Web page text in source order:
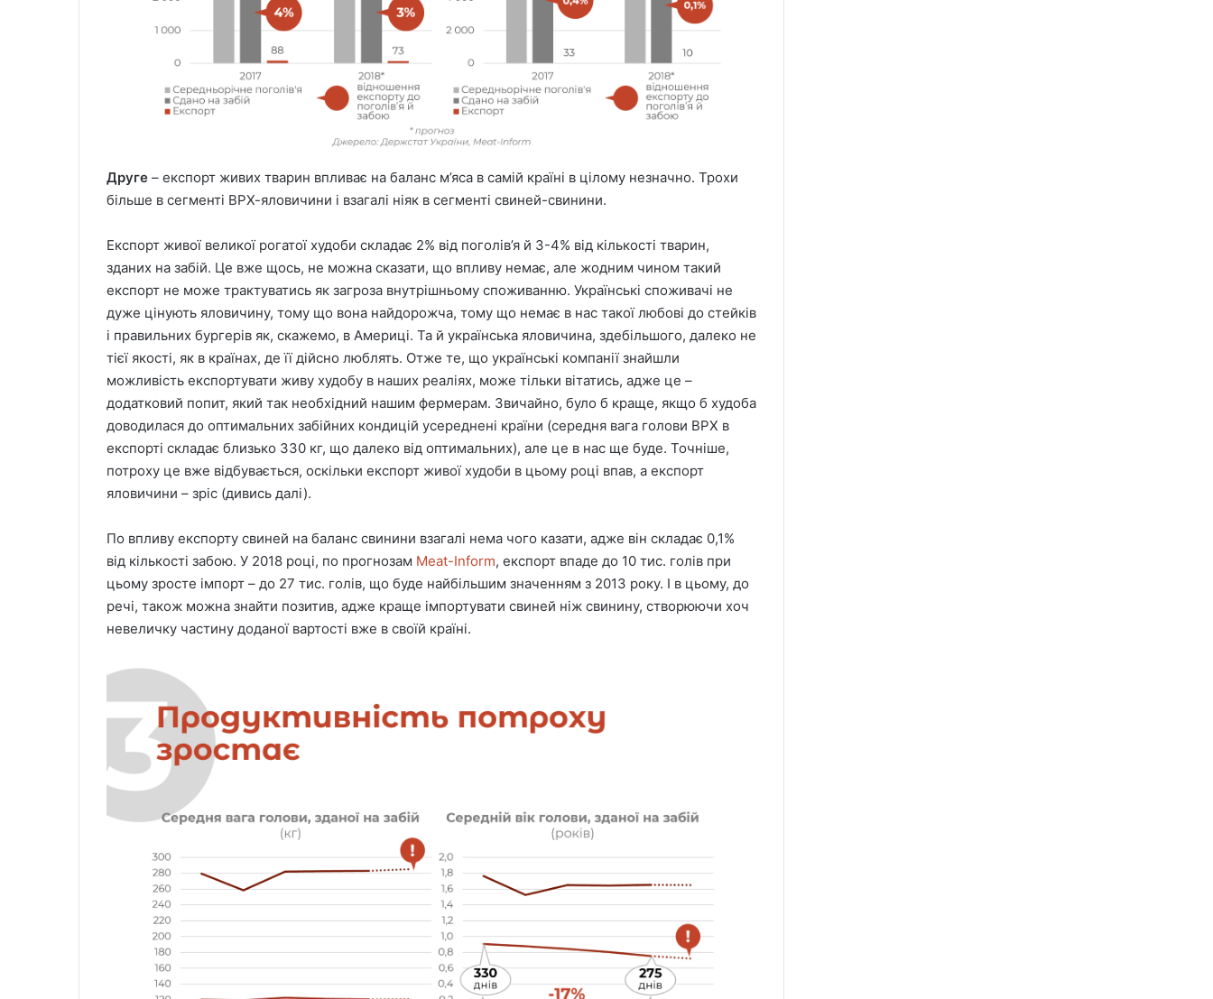
Друге – експорт живих тварин впливає на баланс м’яса в самій країні в цілому незначно. Трохи
більше в сегменті ВРХ-яловичини і взагалі ніяк в сегменті свиней-свинини.
Експорт живої великої рогатої худоби складає 2% від поголів’я й 3-4% від кількості тварин,
зданих на забій. Це вже щось, не можна сказати, що впливу немає, але жодним чином такий
експорт не може трактуватись як загроза внутрішньому споживанню. Українські споживачі не
дуже цінують яловичину, тому що вона найдорожча, тому що немає в нас такої любові до стейків
і правильних бургерів як, скажемо, в Америці. Та й українська яловичина, здебільшого, далеко не
тієї якості, як в країнах, де її дійсно люблять. Отже те, що українські компанії знайшли
можливість експортувати живу худобу в наших реаліях, може тільки вітатись, адже це –
додатковий попит, який так необхідний нашим фермерам. Звичайно, було б краще, якщо б худоба
доводилася до оптимальних забійних кондицій усереднені країни (середня вага голови ВРХ в
експорті складає близько 330 кг, що далеко від оптимальних), але це в нас ще буде. Точніше,
потроху це вже відбувається, оскільки експорт живої худоби в цьому році впав, а експорт
яловичини – зріс (дивись далі).
По впливу експорту свиней на баланс свинини взагалі нема чого казати, адже він складає 0,1%
від кількості забою. У 2018 році, по прогнозам Meat-Inform, експорт впаде до 10 тис. голів при
цьому зросте імпорт – до 27 тис. голів, що буде найбільшим значенням з 2013 року. І в цьому, до
речі, також можна знайти позитив, адже краще імпортувати свиней ніж свинину, створюючи хоч
невеличку частину доданої вартості вже в своїй країні.